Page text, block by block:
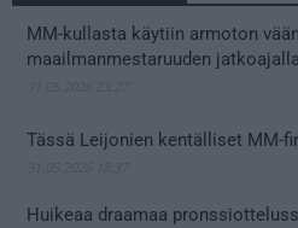
MM-kullasta käytiin armoton
maailmanmestaruuden jatkoajalla
Tässä Leijonien kentälliset MM-
Huikeaa draamaa